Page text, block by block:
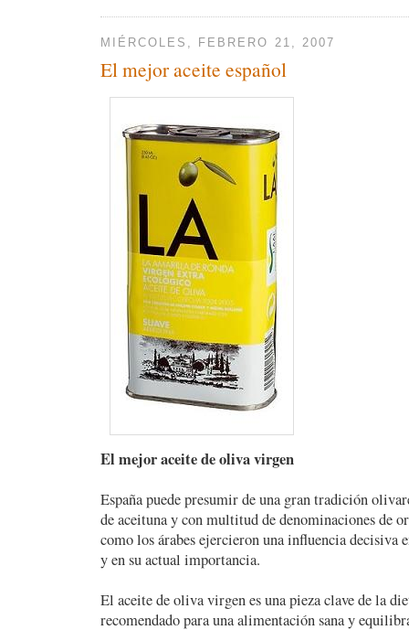
MIÉRCOLES, FEBRERO 21, 2007
El mejor aceite español
El mejor aceite de oliva virgen
España puede presumir de una gran tradición
de aceituna y con multitud de denominaciones de
como los árabes ejercieron una influencia decisiva
y en su actual importancia.
El aceite de oliva virgen es una pieza clave de la
recomendado para una alimentación sana y